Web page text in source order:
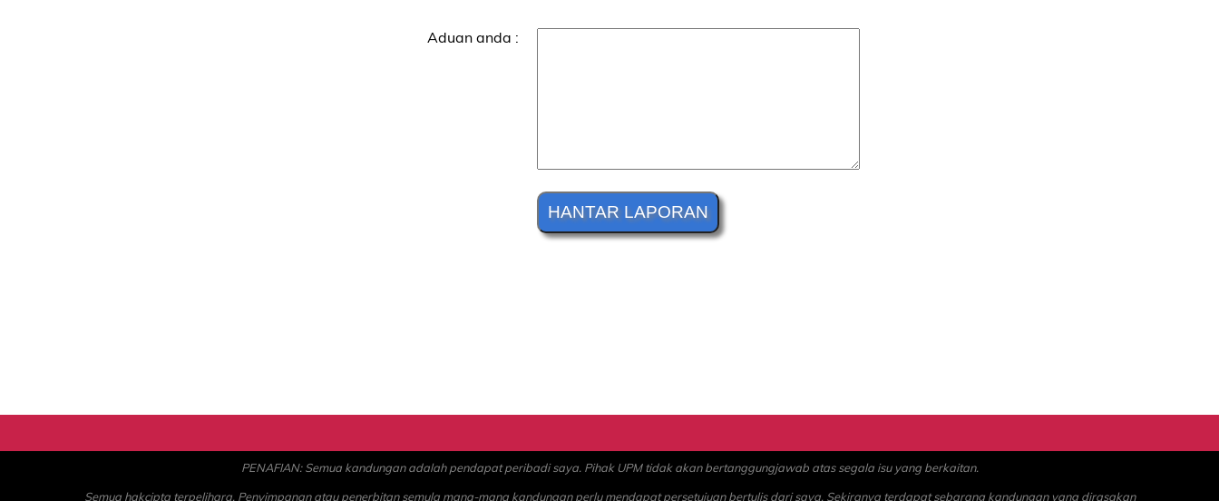
Aduan anda :
PENAFIAN: Semua kandungan adalah pendapat peribadi saya. Pihak UPM tidak akan bertanggungjawab atas segala isu yang berkaitan.
Semua hakcipta terpelihara. Penyimpanan atau penerbitan semula mana-mana kandungan perlu mendapat persetujuan bertulis dari saya. Sekiranya terdapat sebarang kandungan yang dirasakan